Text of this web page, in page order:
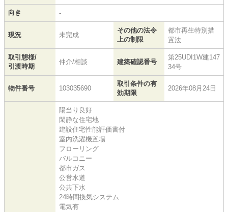
向き -
現況 未完成
その他の法令
上の制限
都市再生特別措
置法
取引態様/
引渡時期
仲介/相談 建築確認番号
第25UDI1W建147
34号
物件番号 103035690
取引条件の有
効期限
2026年08月24日
陽当り良好
閑静な住宅地
建設住宅性能評価書付
室内洗濯機置場
フローリング
バルコニー
都市ガス
公営水道
公共下水
24時間換気システム
電気有